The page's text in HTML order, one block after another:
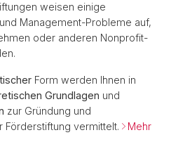
weisen einige
Management-Probleme auf,
oder anderen Nonprofit-
Form werden Ihnen in
Grundlagen und
zur Gründung und
Förderstiftung vermittelt.
Mehr